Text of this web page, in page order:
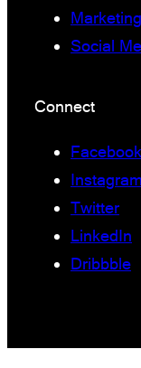
Marketing
Social
Connect
Facebook
Instagram
Twitter
LinkedIn
Dribbble